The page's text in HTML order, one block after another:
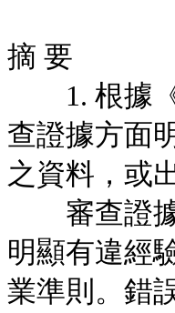
摘 要
1. 根據《
查證據方面
之資料，或
審查證據
明顯有違經
業準則。錯